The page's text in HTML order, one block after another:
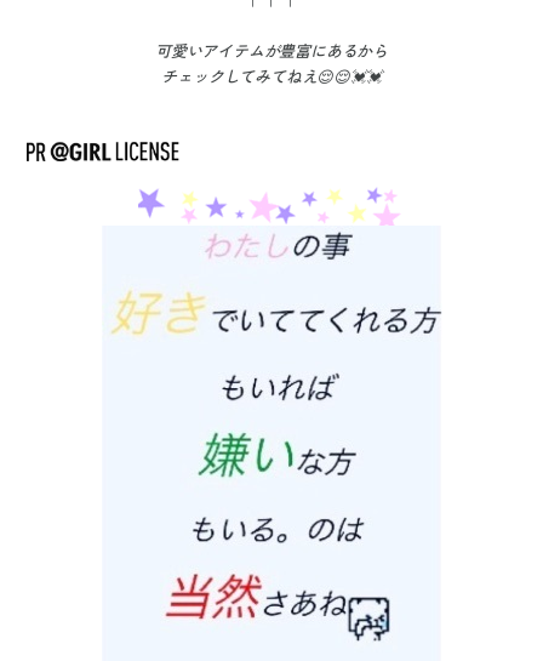
可愛いアイテムが豊富にあるから
チェックしてみてねえ😌😌💓💓